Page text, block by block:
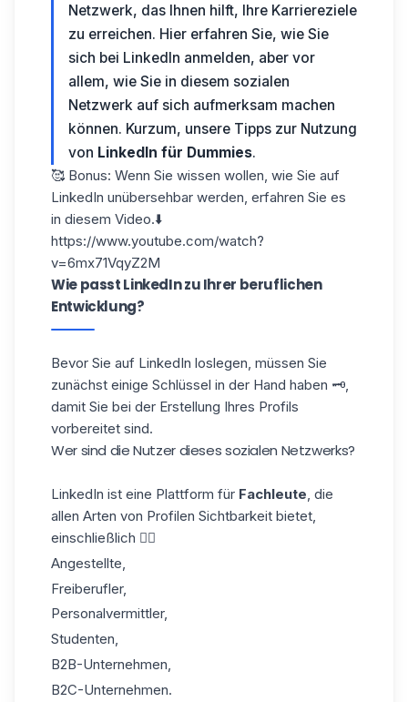
Netzwerk, das Ihnen hilft, Ihre Karriereziele
zu erreichen. Hier erfahren Sie, wie Sie
sich bei LinkedIn anmelden, aber vor
allem, wie Sie in diesem sozialen
Netzwerk auf sich aufmerksam machen
können. Kurzum, unsere Tipps zur Nutzung
von LinkedIn für Dummies.
🥰 Bonus: Wenn Sie wissen wollen, wie Sie auf
LinkedIn unübersehbar werden, erfahren Sie es
in diesem Video.⬇️
https://www.youtube.com/watch?
v=6mx71VqyZ2M
Wie passt LinkedIn zu Ihrer beruflichen
Entwicklung?
Bevor Sie auf LinkedIn loslegen, müssen Sie
zunächst einige Schlüssel in der Hand haben 🗝️,
damit Sie bei der Erstellung Ihres Profils
vorbereitet sind.
Wer sind die Nutzer dieses sozialen Netzwerks?
LinkedIn ist eine Plattform für Fachleute, die
allen Arten von Profilen Sichtbarkeit bietet,
einschließlich 👇🏼
Angestellte,
Freiberufler,
Personalvermittler,
Studenten,
B2B-Unternehmen,
B2C-Unternehmen.